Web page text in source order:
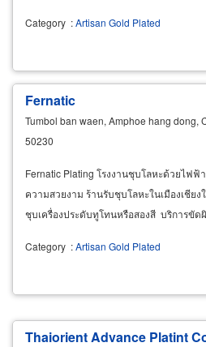
Category :Artisan Gold Plated
Fernatic
Tumbol ban waen, Amphoe hang dong,
50230
Fernatic Plating โรงงานชุบโลหะด้วยไฟ
ความสวยงาม ร้านรับชุบโลหะในเมืองเชีย
ชุบเครื่องประดับทูโทนหรือสองสี บริการขัด
Category :Artisan Gold Plated
Thaiorient Advance Platint